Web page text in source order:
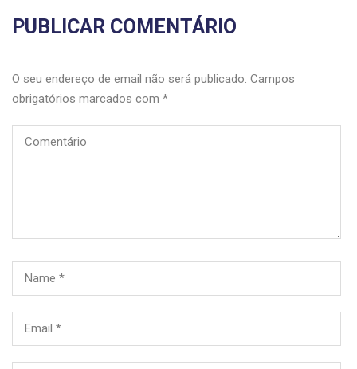
PUBLICAR COMENTÁRIO
O seu endereço de email não será publicado. Campos
obrigatórios marcados com *